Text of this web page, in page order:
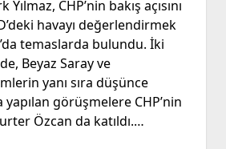
Yılmaz, CHP’nin bakış açısını
havayı değerlendirmek
temaslarda bulundu. İki
Beyaz Saray ve
yanı sıra düşünce
görüşmelere CHP’nin
Özcan da katıldı.…